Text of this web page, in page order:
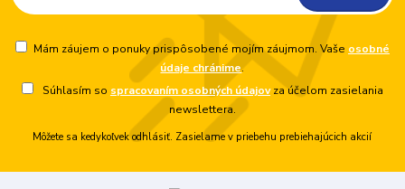
Mám záujem o ponuky prispôsobené mojím záujmom. Vaše osobné
údaje chránime.
Súhlasím so spracovaním osobných údajovza účelom zasielania
newslettera.
Môžete sa kedykoľvek odhlásiť. Zasielame v priebehu prebiehajúcich akcií